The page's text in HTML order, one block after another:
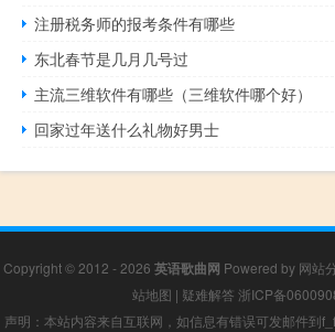
注册税务师的报考条件有哪些
东北春节是几月几号过
主流三维软件有哪些（三维软件哪个好）
回家过年送什么礼物好男士
Copyright © 2012 - 2026 英语歌曲网 Powered by 网站
站地图 | 疑难解答 浙ICP备
声明：本站内容来自互联网，如信息有错误可发邮件到